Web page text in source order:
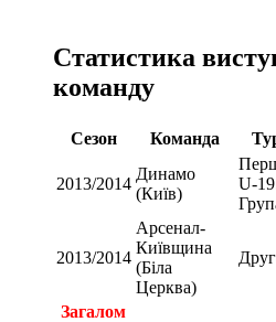
Статистика
команду
Сезон Команда
2013/2014
Динамо
(Київ)
U-
2013/2014
Арсенал-
Київщина
(Біла
Церква)
Загалом